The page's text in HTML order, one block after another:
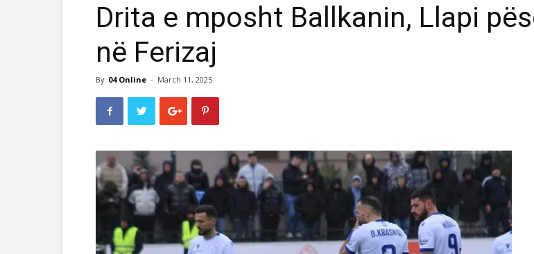
Drita e mposht Ballkanin, Llapi
në Ferizaj
By 04 Online - March 11, 2025